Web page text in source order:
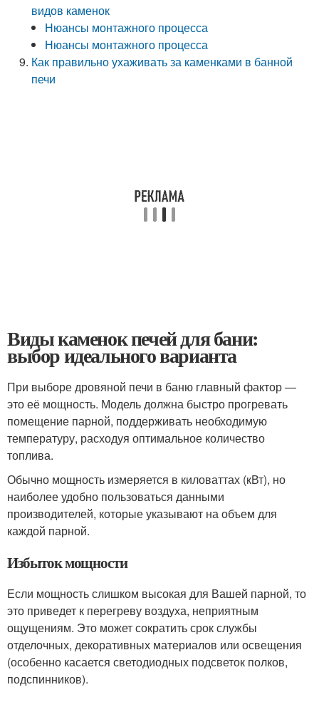
видов каменок
Нюансы монтажного процесса
Нюансы монтажного процесса
Как правильно ухаживать за каменками в банной
печи
Виды каменок печей для бани:
выбор идеального варианта
При выборе дровяной печи в баню главный фактор —
это её мощность. Модель должна быстро прогревать
помещение парной, поддерживать необходимую
температуру, расходуя оптимальное количество
топлива.
Обычно мощность измеряется в киловаттах (кВт), но
наиболее удобно пользоваться данными
производителей, которые указывают на объем для
каждой парной.
Избыток мощности
Если мощность слишком высокая для Вашей парной, то
это приведет к перегреву воздуха, неприятным
ощущениям. Это может сократить срок службы
отделочных, декоративных материалов или освещения
(особенно касается светодиодных подсветок полков,
подспинников).